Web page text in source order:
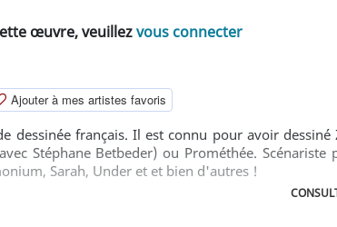
œuvre, veuillezvous connecter
Ajouter à mes artistes favoris
dessinée français. Il est connu pour avoir
Stéphane Betbeder) ou Prométhée. Scénariste
Sarah, Under et et bien d'autres !